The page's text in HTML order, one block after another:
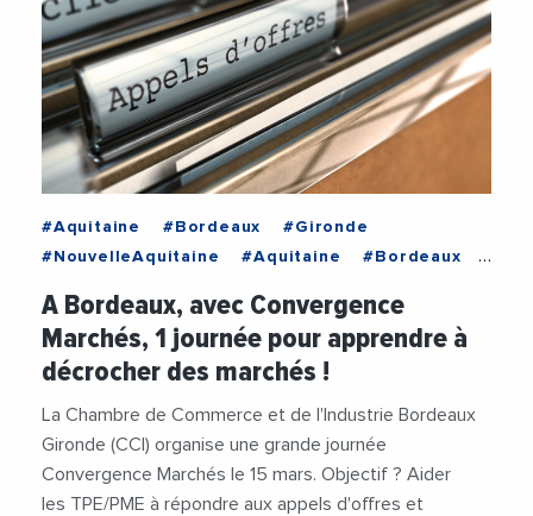
#Aquitaine #Bordeaux
#Gironde
#NouvelleAquitaine
#Aquitaine
#Bordeaux
#MarchesPublics
#NouvelleAquitaine
#StartUp
A Bordeaux, avec Convergence
Marchés, 1 journée pour apprendre à
décrocher des marchés !
La Chambre de Commerce et de l'Industrie Bordeaux
Gironde (CCI) organise une grande journée
Convergence Marchés le 15 mars. Objectif ? Aider
les TPE/PME à répondre aux appels d'offres et